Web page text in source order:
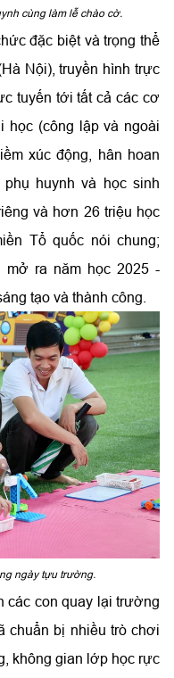
cùng làm lễ chào cờ.
đặc biệt và trọng thể
Nội), truyền hình trực
tuyến tới tất cả các cơ
học (công lập và ngoài
xúc động, hân hoan
huynh và học sinh
và hơn 26 triệu học
Tổ quốc nói chung;
mở ra năm học 2025 -
tạo và thành công.
ngày tựu trường.
các con quay lại trường
chuẩn bị nhiều trò chơi
không gian lớp học rực